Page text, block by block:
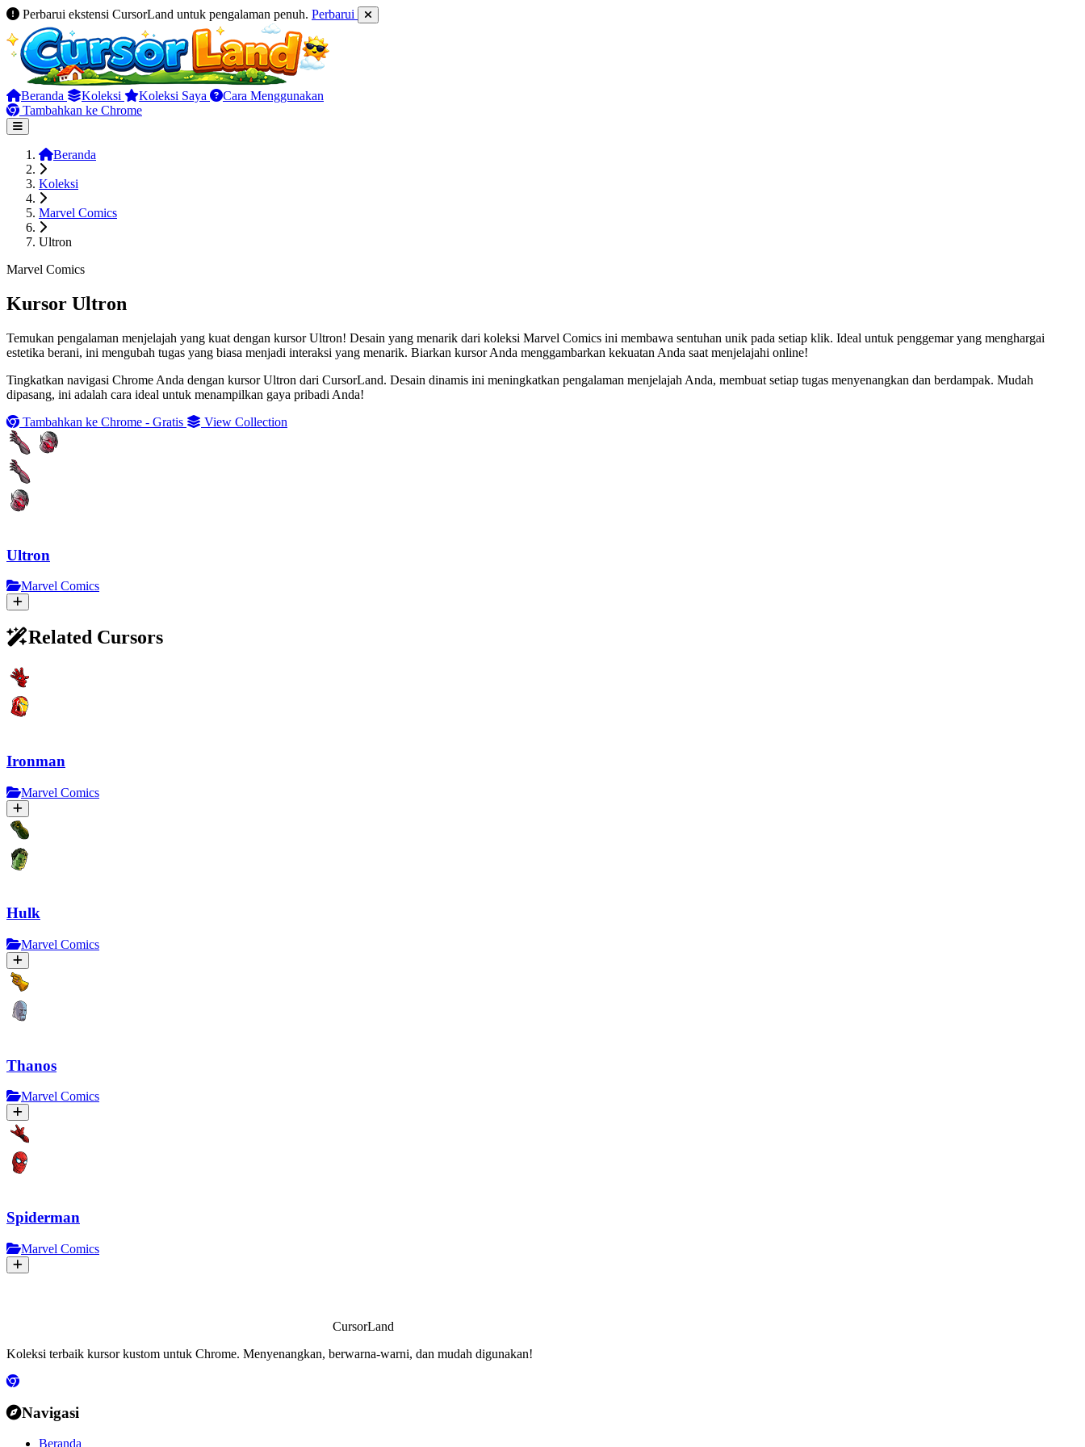
Perbarui ekstensi CursorLand untuk pengalaman penuh. Perbarui
Beranda Koleksi Koleksi Saya
Cara Menggunakan
Tambahkan ke Chrome
Beranda
Koleksi
Marvel Comics
Ultron
Marvel Comics
Kursor Ultron
Temukan pengalaman menjelajah yang kuat dengan kursor Ultron! Desain yang menarik dari koleksi Marvel Comics ini membawa sentuhan unik pada setiap klik. Ideal untuk penggemar yang menghargai
estetika berani, ini mengubah tugas yang biasa menjadi interaksi yang menarik. Biarkan kursor Anda menggambarkan kekuatan Anda saat menjelajahi online!
Tingkatkan navigasi Chrome Anda dengan kursor Ultron dari CursorLand. Desain dinamis ini meningkatkan pengalaman menjelajah Anda, membuat setiap tugas menyenangkan dan berdampak. Mudah
dipasang, ini adalah cara ideal untuk menampilkan gaya pribadi Anda!
Tambahkan ke Chrome - Gratis
View Collection
Ultron
Marvel Comics
Related Cursors
Ironman
Marvel Comics
Hulk
Marvel Comics
Thanos
Marvel Comics
Spiderman
Marvel Comics
CursorLand
Koleksi terbaik kursor kustom untuk Chrome. Menyenangkan, berwarna-warni, dan mudah digunakan!
Navigasi
Beranda